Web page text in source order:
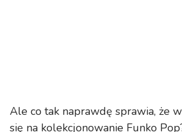
Ale co tak naprawdę sprawia, że
się na kolekcjonowanie Funko